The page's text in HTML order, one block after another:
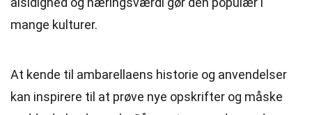
mange kulturer.
At kende til ambarellaens historie og anvendelser
kan inspirere til at prøve nye opskrifter og måske